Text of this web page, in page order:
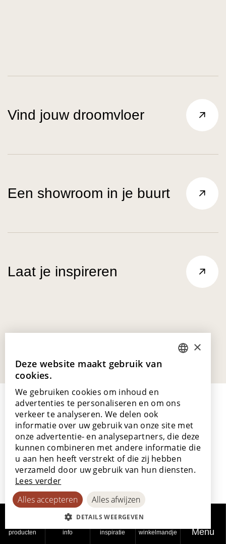
producten info inspiratie winkelmandje Menu
Vind jouw droomvloer
Een showroom in je buurt
Laat je inspireren
Lamett Europe NV
Ter Donkt 2
8540 Deerlijk
België
_lamett
Werken bij Lamett
GERMAN
SPANISH
×
Deze website maakt gebruik van
cookies.
We gebruiken cookies om inhoud en
advertenties te personaliseren en om ons
verkeer te analyseren. We delen ook
informatie over uw gebruik van onze site met
onze advertentie- en analysepartners, die deze
kunnen combineren met andere informatie die
u aan hen heeft verstrekt of die zij hebben
verzameld door uw gebruik van hun diensten.
Lees verder
Alles accepteren
Alles afwijzen
DETAILS WEERGEVEN